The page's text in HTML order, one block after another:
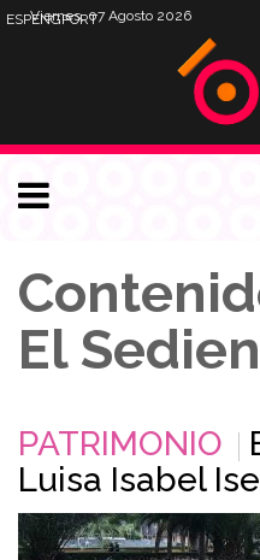
Viernes, 07 Agosto 2026
ESPENGPORT
El
PATRIMONIO
Luisa Isabel